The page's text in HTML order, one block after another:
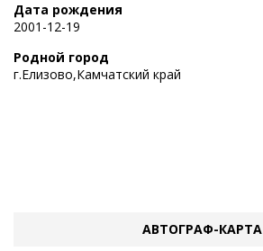
Дата рождения
2001-12-19
Родной город
г.Елизово,Камчатский край
АВТОГРАФ-КАРТА